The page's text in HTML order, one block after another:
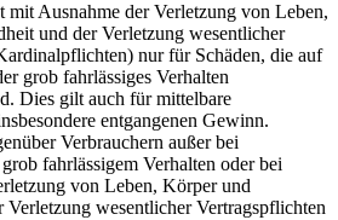
mit Ausnahme der Verletzung von Leben,
und der Verletzung wesentlicher
nur für Schäden, die auf
grob fahrlässiges Verhalten
Dies gilt auch für mittelbare
entgangenen Gewinn.
Verbrauchern außer bei
fahrlässigem Verhalten oder bei
von Leben, Körper und
Verletzung wesentlicher Vertragspflichten